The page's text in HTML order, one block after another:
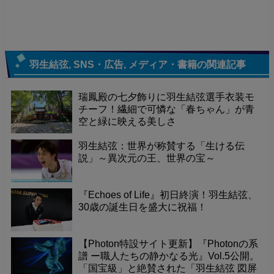
羽生結弦, SNS・広告, メディア・書籍の関連記事
瑞鳳殿の七夕飾りに羽生結弦選手衣装モ
チーフ！繊細で可憐な「春ちゃん」が青
空と緑に映える美しさ
羽生結弦：世界が称賛する「生ける伝
説」～異次元の王、世界の宝～
『Echoes of Life』初日終演！羽生結弦、
30歳の誕生日を盛大に祝福！
【Photon特設サイト更新】『Photonの系
譜 ー職人たちの静かなる光』Vol.5公開。
「国宝級」と絶賛された「羽生結弦 図屏